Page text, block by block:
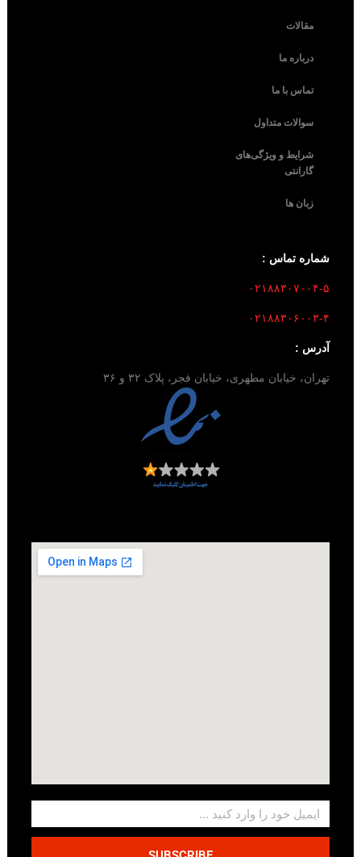
مقالات
درباره ما
تماس با ما
سوالات متداول
شرایط و ویژگی‌های
گارانتی
زبان ها
شماره تماس :
۰۲۱۸۸۳۰۷۰۰۴-۵
۰۲۱۸۸۳۰۶۰۰۳-۴
آدرس :
تهران، خیابان مطهری، خیابان فجر، پلاک ۳۲ و ۳۶